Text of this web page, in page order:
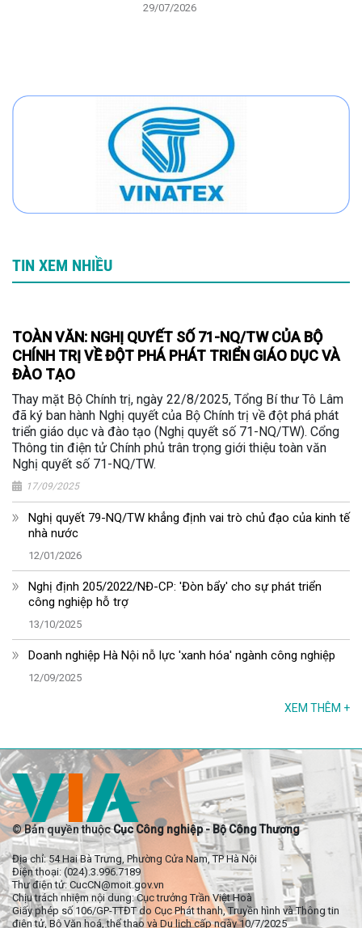
29/07/2026
TIN XEM NHIỀU
TOÀN VĂN: NGHỊ QUYẾT SỐ 71-NQ/TW CỦA BỘ
CHÍNH TRỊ VỀ ĐỘT PHÁ PHÁT TRIỂN GIÁO DỤC VÀ
ĐÀO TẠO
Thay mặt Bộ Chính trị, ngày 22/8/2025, Tổng Bí thư Tô Lâm
đã ký ban hành Nghị quyết của Bộ Chính trị về đột phá phát
triển giáo dục và đào tạo (Nghị quyết số 71-NQ/TW). Cổng
Thông tin điện tử Chính phủ trân trọng giới thiệu toàn văn
Nghị quyết số 71-NQ/TW.
17/09/2025
Nghị quyết 79-NQ/TW khẳng định vai trò chủ đạo của kinh tế
nhà nước
12/01/2026
Nghị định 205/2022/NĐ-CP: 'Đòn bẩy' cho sự phát triển
công nghiệp hỗ trợ
13/10/2025
Doanh nghiệp Hà Nội nỗ lực 'xanh hóa' ngành công nghiệp
12/09/2025
XEM THÊM +
© Bản quyền thuộcCục Công nghiệp - Bộ Công Thương
Địa chỉ: 54 Hai Bà Trưng, Phường Cửa Nam, TP Hà Nội
Điện thoại: (024).3.996.7189
Thư điện tử: CucCN@moit.gov.vn
Chịu trách nhiệm nội dung: Cục trưởng Trần Việt Hoà
Giấy phép số 106/GP-TTĐT do Cục Phát thanh, Truyền hình và Thông tin
điện tử, Bộ Văn hoá, thể thao và Du lịch cấp ngày 10/7/2025